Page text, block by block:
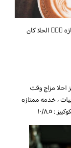
الحلا كان
مزاج وقت
، خدمه ممتازه